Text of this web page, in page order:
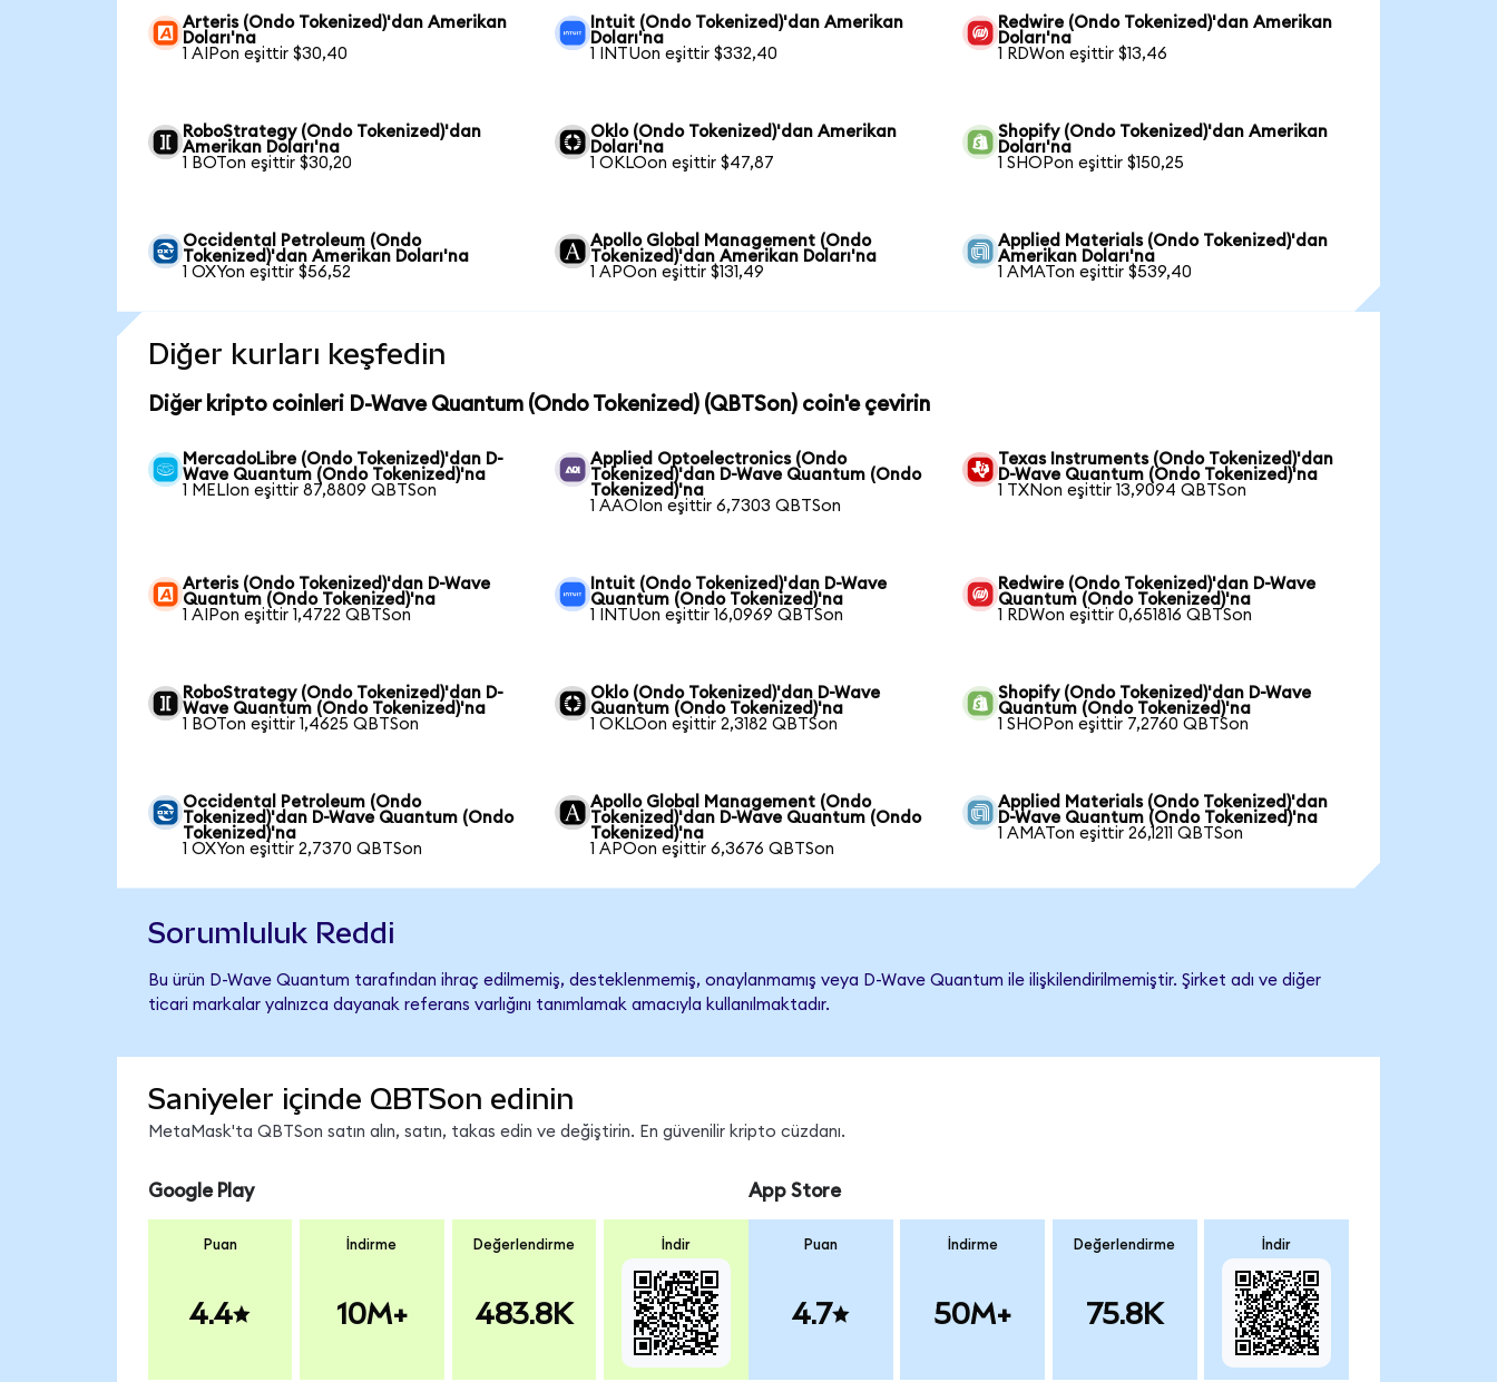
Arteris (Ondo Tokenized)'dan Amerikan
Doları'na
1 AIPon eşittir $30,40
Intuit (Ondo Tokenized)'dan Amerikan
Doları'na
1 INTUon eşittir $332,40
Redwire (Ondo Tokenized)'dan Amerikan
Doları'na
1 RDWon eşittir $13,46
RoboStrategy (Ondo Tokenized)'dan
Amerikan Doları'na
1 BOTon eşittir $30,20
Oklo (Ondo Tokenized)'dan Amerikan
Doları'na
1 OKLOon eşittir $47,87
Shopify (Ondo Tokenized)'dan Amerikan
Doları'na
1 SHOPon eşittir $150,25
Occidental Petroleum (Ondo
Tokenized)'dan Amerikan Doları'na
1 OXYon eşittir $56,52
Apollo Global Management (Ondo
Tokenized)'dan Amerikan Doları'na
1 APOon eşittir $131,49
Applied Materials (Ondo Tokenized)'dan
Amerikan Doları'na
1 AMATon eşittir $539,40
Diğer kurları keşfedin
Diğer kripto coinleri D-Wave Quantum (Ondo Tokenized) (QBTSon) coin'e çevirin
MercadoLibre (Ondo Tokenized)'dan D-
Wave Quantum (Ondo Tokenized)'na
1 MELIon eşittir 87,8809 QBTSon
Applied Optoelectronics (Ondo
Tokenized)'dan D-Wave Quantum (Ondo
Tokenized)'na
1 AAOIon eşittir 6,7303 QBTSon
Texas Instruments (Ondo Tokenized)'dan
D-Wave Quantum (Ondo Tokenized)'na
1 TXNon eşittir 13,9094 QBTSon
Arteris (Ondo Tokenized)'dan D-Wave
Quantum (Ondo Tokenized)'na
1 AIPon eşittir 1,4722 QBTSon
Intuit (Ondo Tokenized)'dan D-Wave
Quantum (Ondo Tokenized)'na
1 INTUon eşittir 16,0969 QBTSon
Redwire (Ondo Tokenized)'dan D-Wave
Quantum (Ondo Tokenized)'na
1 RDWon eşittir 0,651816 QBTSon
RoboStrategy (Ondo Tokenized)'dan D-
Wave Quantum (Ondo Tokenized)'na
1 BOTon eşittir 1,4625 QBTSon
Oklo (Ondo Tokenized)'dan D-Wave
Quantum (Ondo Tokenized)'na
1 OKLOon eşittir 2,3182 QBTSon
Shopify (Ondo Tokenized)'dan D-Wave
Quantum (Ondo Tokenized)'na
1 SHOPon eşittir 7,2760 QBTSon
Occidental Petroleum (Ondo
Tokenized)'dan D-Wave Quantum (Ondo
Tokenized)'na
1 OXYon eşittir 2,7370 QBTSon
Apollo Global Management (Ondo
Tokenized)'dan D-Wave Quantum (Ondo
Tokenized)'na
1 APOon eşittir 6,3676 QBTSon
Applied Materials (Ondo Tokenized)'dan
D-Wave Quantum (Ondo Tokenized)'na
1 AMATon eşittir 26,1211 QBTSon
Sorumluluk Reddi
Bu ürün D-Wave Quantum tarafından ihraç edilmemiş, desteklenmemiş, onaylanmamış veya D-Wave Quantum ile ilişkilendirilmemiştir. Şirket adı ve diğer
ticari markalar yalnızca dayanak referans varlığını tanımlamak amacıyla kullanılmaktadır.
Saniyeler içinde QBTSon edinin
MetaMask'ta QBTSon satın alın, satın, takas edin ve değiştirin. En güvenilir kripto cüzdanı.
Google Play
Puan
4.4
İndirme
10M+
Değerlendirme
483.8K
İndir
App Store
Puan
4.7
İndirme
50M+
Değerlendirme
75.8K
İndir